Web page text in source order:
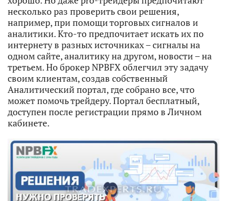
несколько раз проверить свои решения,
например, при помощи торговых сигналов и
аналитики. Кто-то предпочитает искать их по
интернету в разных источниках – сигналы на
одном сайте, аналитику на другом, новости – на
третьем. Но брокер NPBFX облегчил эту задачу
своим клиентам, создав собственный
Аналитический портал, где собрано все, что
может помочь трейдеру. Портал бесплатный,
доступен после регистрации прямо в Личном
кабинете.